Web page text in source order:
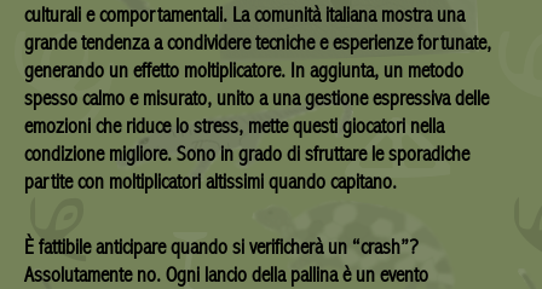
culturali e comportamentali. La comunità italiana mostra una
grande tendenza a condividere tecniche e esperienze fortunate,
generando un effetto moltiplicatore. In aggiunta, un metodo
spesso calmo e misurato, unito a una gestione espressiva delle
emozioni che riduce lo stress, mette questi giocatori nella
condizione migliore. Sono in grado di sfruttare le sporadiche
partite con moltiplicatori altissimi quando capitano.
È fattibile anticipare quando si verificherà un “crash”?
Assolutamente no. Ogni lancio della pallina è un evento